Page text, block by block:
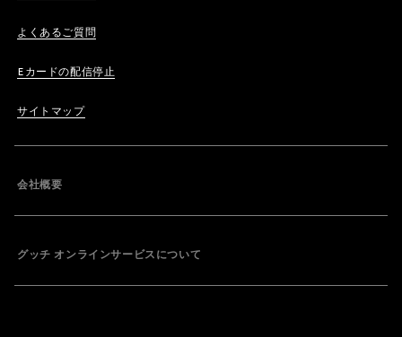
よくあるご質問
Eカードの配信停止
サイトマップ
会社概要
グッチ オンラインサービスについて